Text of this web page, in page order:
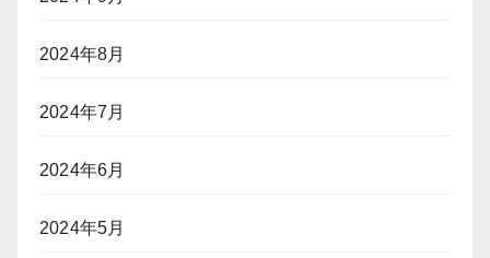
2024年8月
2024年7月
2024年6月
2024年5月